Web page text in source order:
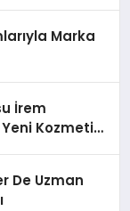
Marka
İrem
Kozmetik
De Uzman